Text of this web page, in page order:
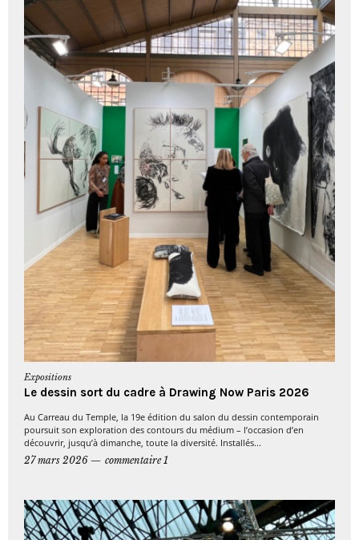
Expositions
Le dessin sort du cadre à Drawing Now Paris 2026
Au Carreau du Temple, la 19e édition du salon du dessin contemporain
poursuit son exploration des contours du médium – l’occasion d’en
découvrir, jusqu’à dimanche, toute la diversité. Installés...
27 mars 2026
commentaire 1